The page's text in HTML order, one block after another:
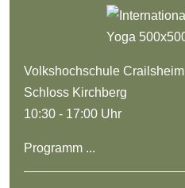
Volkshochschule Crailsheim
Schloss Kirchberg
10:30 - 17:00 Uhr
Programm ...